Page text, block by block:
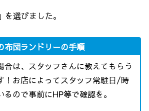
選びました。
布団ランドリーの手順
合は、スタッフさんに教えてもらう
！お店によってスタッフ常駐日/時
ので事前にHP等で確認を。